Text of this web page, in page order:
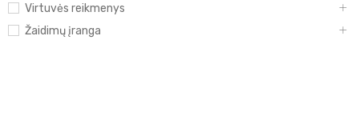
Virtuvės reikmenys
Žaidimų įranga